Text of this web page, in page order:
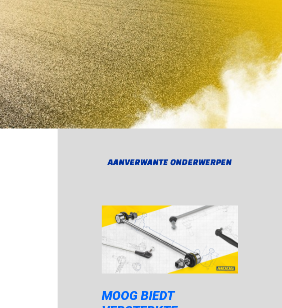
AANVERWANTE ONDERWERPEN
MOOG BIEDT